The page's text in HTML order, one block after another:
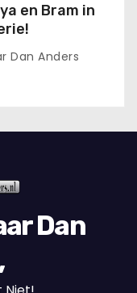
en Bram in
Dan Anders
Dan